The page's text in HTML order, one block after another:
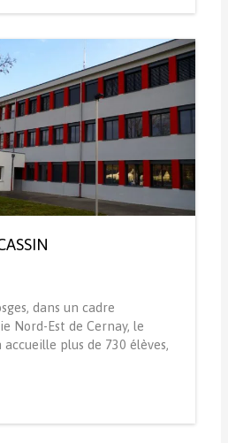
dans un cadre
Nord-Est de Cernay, le
accueille plus de 730 élèves,